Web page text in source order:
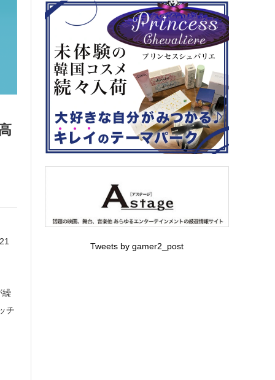
繰
チ
Tweets by gamer2_post